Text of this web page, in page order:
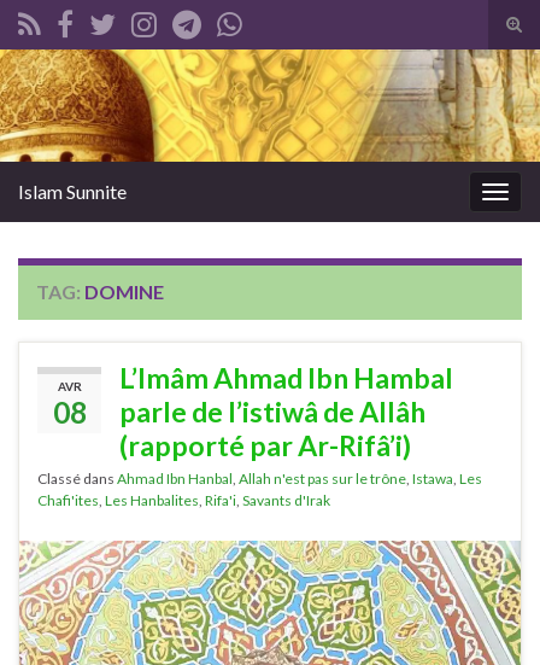
Search for:
Islam Sunnite
TAG: DOMINE
AVR
08
L’Imâm Ahmad Ibn Hambal
parle de l’istiwâ de Allâh
(rapporté par Ar-Rifâ’i)
Classé dans Ahmad Ibn Hanbal Allah n'est pas sur le trône Istawa Les
Chafi'ites Les Hanbalites Rifa'i Savants d'Irak